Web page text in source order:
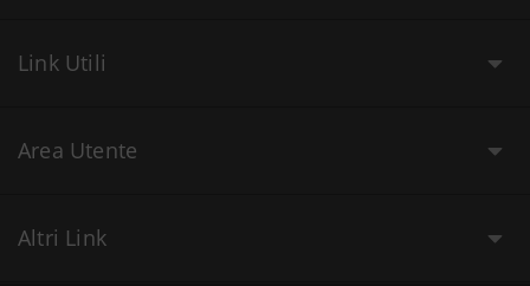
Link Utili
Area Utente
Altri Link